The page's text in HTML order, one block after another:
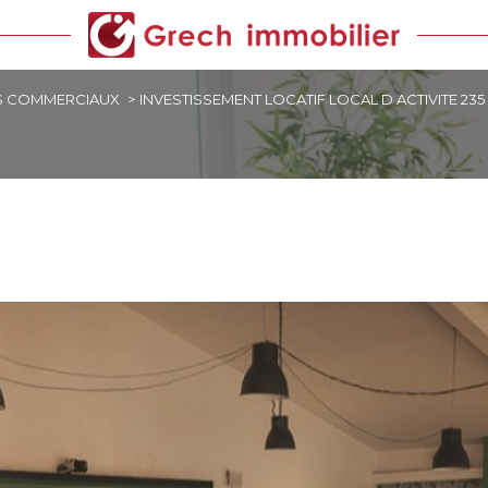
COMMERCIAUX INVESTISSEMENT LOCATIF LOCAL D ACTIVITE